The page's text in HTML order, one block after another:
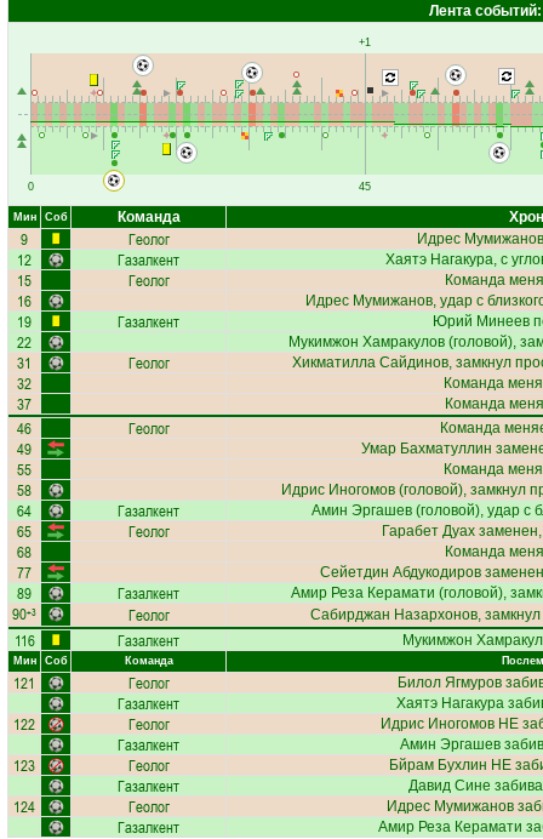
Лента событий:
0
+1
45
Мин Соб Команда
9 Геолог Идрес Мумижанов
12 Газалкент Хаятэ Нагакура, с
15 Геолог Команда
16 Идрес Мумижанов, удар с
19 Газалкент Юрий Минеев
22 Мукимжон Хамракулов(головой),
31 Геолог Хикматилла Сайдинов, замкнул
32 Команда
37 Команда
46 Геолог Команда
49 Умар Бахматуллин
55 Команда
58 Идрис Иногомов (головой), замкнул
64 Газалкент Амин Эргашев (головой), удар с
65 Геолог Гарабет Дуах
68 Команда
77 Сейетдин Абдукодиров
89 Газалкент Амир Реза Керамати (головой),
90+3 Геолог Сабирджан Назархонов,
116 Газалкент Мукимжон
Мин Соб Команда
121 Геолог Билол Ягмуров
Газалкент Хаятэ Нагакура
122 Геолог Идрис Иногомов НЕ
Газалкент Амин Эргашев
123 Геолог Бйрам Бухлин НЕ
Газалкент Давид Сине
124 Геолог Идрес Мумижанов
Газалкент Амир Реза Керамати